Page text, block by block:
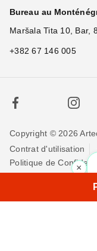
×
Bureau au
Maršala Tita 10, Bar,
+382 67 146 005
Copyright © 2026
Contrat d'utilisation
Politique de